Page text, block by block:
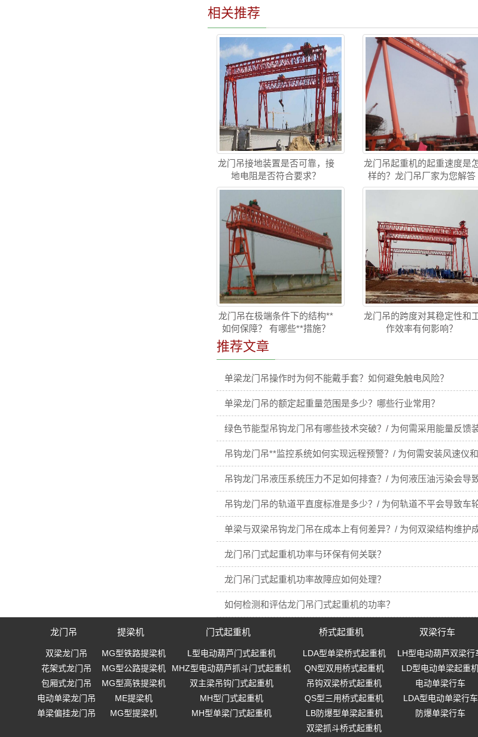
相关推荐
龙门吊接地装置是否可靠，接
地电阻是否符合要求？
龙门吊起重机的起重速度是
样的？龙门吊厂家为您解答
龙门吊在极端条件下的结构**
如何保障？ 有哪些**措施？
龙门吊的跨度对其稳定性和
作效率有何影响？
推荐文章
单梁龙门吊操作时为何不能戴手套？如何避免触电风险？
单梁龙门吊的额定起重量范围是多少？哪些行业常用？
绿色节能型吊钩龙门吊有哪些技术突破？/ 为何需采用能量反馈装
吊钩龙门吊**监控系统如何实现远程预警？/ 为何需安装风速仪和
吊钩龙门吊液压系统压力不足如何排查？/ 为何液压油污染会导
吊钩龙门吊的轨道平直度标准是多少？/ 为何轨道不平会导致车
单梁与双梁吊钩龙门吊在成本上有何差异？/ 为何双梁结构维护
龙门吊门式起重机功率与环保有何关联？
龙门吊门式起重机功率故障应如何处理？
如何检测和评估龙门吊门式起重机的功率？
龙门吊
双梁龙门吊
花架式龙门吊
包厢式龙门吊
电动单梁龙门吊
单梁偏挂龙门吊
提梁机
MG型铁路提梁机
MG型公路提梁机
MG型高铁提梁机
ME提梁机
MG型提梁机
门式起重机
L型电动葫芦门式起重机
MHZ型电动葫芦抓斗门式起重机
双主梁吊钩门式起重机
MH型门式起重机
MH型单梁门式起重机
桥式起重机
LDA型单梁桥式起重机
QN型双用桥式起重机
吊钩双梁桥式起重机
QS型三用桥式起重机
LB防爆型单梁起重机
双梁抓斗桥式起重机
双梁行车
LH型电动葫芦双梁行
LD型电动单梁起重
电动单梁行车
LDA型电动单梁行车
防爆单梁行车